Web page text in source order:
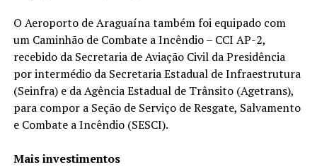
O Aeroporto de Araguaína também foi equipado com
um Caminhão de Combate a Incêndio – CCI AP-2,
recebido da Secretaria de Aviação Civil da Presidência
por intermédio da Secretaria Estadual de Infraestrutura
(Seinfra) e da Agência Estadual de Trânsito (Agetrans),
para compor a Seção de Serviço de Resgate, Salvamento
e Combate a Incêndio (SESCI).
Mais investimentos